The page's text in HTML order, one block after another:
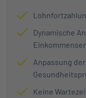
Dynamische
Anpassung
Keine